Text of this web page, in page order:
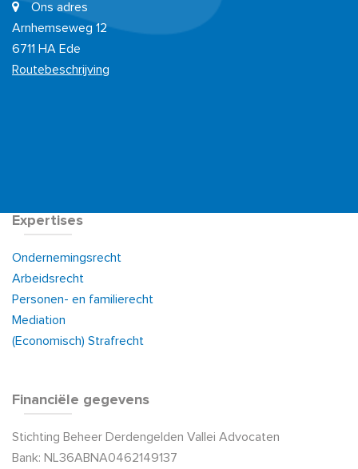
Ons adres
Arnhemseweg 12
6711 HA Ede
Routebeschrijving
Expertises
Ondernemingsrecht
Arbeidsrecht
Personen- en familierecht
Mediation
(Economisch) Strafrecht
Financiële gegevens
Stichting Beheer Derdengelden Vallei Advocaten
Bank: NL36ABNA0462149137